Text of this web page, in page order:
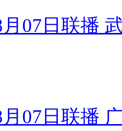
月07日联播
月07日联播